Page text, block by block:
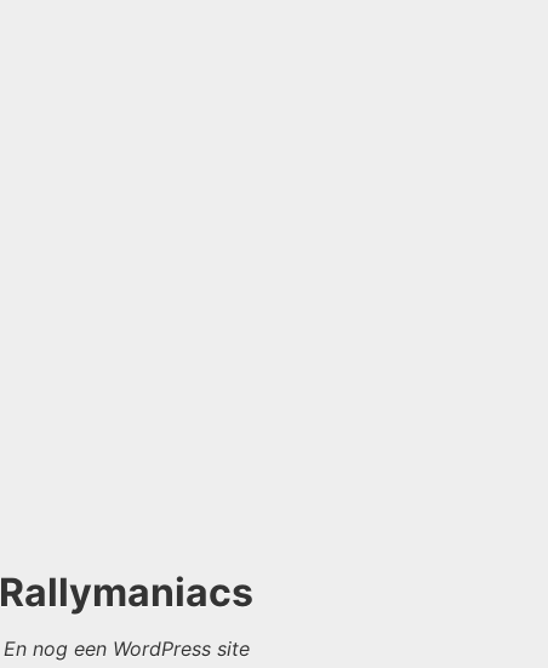
Rallymaniacs
En nog een WordPress site